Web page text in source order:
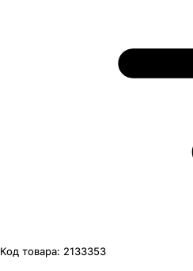
Код товара: 2133353